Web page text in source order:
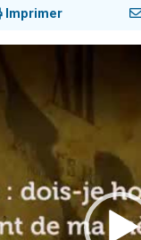
Imprimer